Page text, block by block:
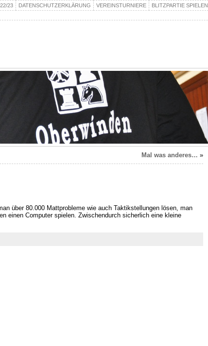
23 DATENSCHUTZERKLÄRUNG VEREINSTURNIERE BLITZPARTIE SPIELEN
Mal was anderes… »
über 80.000 Mattprobleme wie auch Taktikstellungen lösen, man
einen Computer spielen. Zwischendurch sicherlich eine kleine